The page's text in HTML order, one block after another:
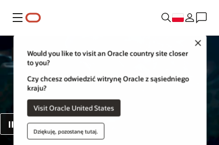
Menu
Close
Would you like to visit an Oracle country site closer
to you?
Czy chcesz odwiedzić witrynę Oracle z sąsiedniego
kraju?
Visit Oracle United States
Dziękuję, pozostanę tutaj.
Government